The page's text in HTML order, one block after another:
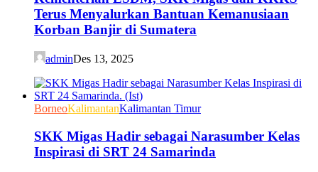
Terus Menyalurkan Bantuan Kemanusiaan
Korban Banjir di Sumatera
adminDes 13, 2025
BorneoKalimantanKalimantan Timur
SKK Migas Hadir sebagai Narasumber Kelas
Inspirasi di SRT 24 Samarinda